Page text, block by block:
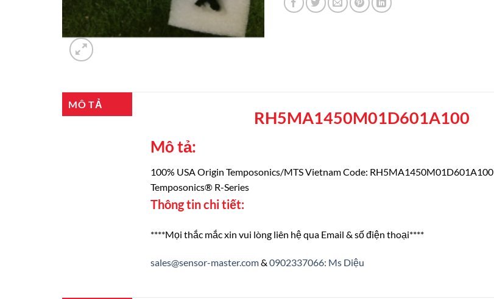
MÔ TẢ
RH5MA1450M01D601A100
Mô tả:
100% USA Origin Temposonics/MTS Vietnam Code: RH5MA1450M01D601A100
Temposonics® R-Series
Thông tin chi tiết:
****Mọi thắc mắc xin vui lòng liên hệ qua Email & số điện thoại****
sales@sensor-master.com& 0902337066: Ms Diệu